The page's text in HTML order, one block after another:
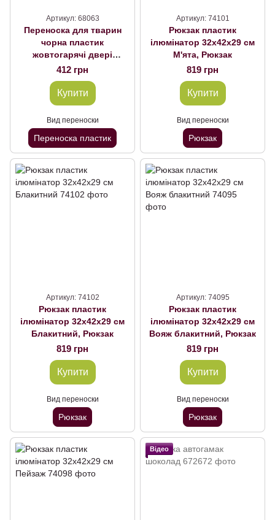
Артикул: 68063
Переноска для тварин
чорна пластик
жовтогарячі двері
49х35х32 см до 5 кг,
Переноска пластик
412 грн
Купити
Вид переноски
Переноска пластик
Артикул: 74101
Рюкзак пластик
ілюмінатор 32х42х29 см
М'ята, Рюкзак
819 грн
Купити
Вид переноски
Рюкзак
Артикул: 74102
Рюкзак пластик
ілюмінатор 32х42х29 см
Блакитний, Рюкзак
819 грн
Купити
Вид переноски
Рюкзак
Артикул: 74095
Рюкзак пластик
ілюмінатор 32х42х29 см
Вояж блакитний, Рюкзак
819 грн
Купити
Вид переноски
Рюкзак
Відео